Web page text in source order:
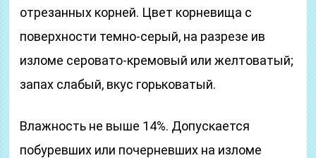
отрезанных корней. Цвет корневища с
поверхности темно-серый, на разрезе ив
изломе серовато-кремовый или желтоватый;
запах слабый, вкус горьковатый.
Влажность не выше 14%. Допускается
побуревших или почерневших на изломе